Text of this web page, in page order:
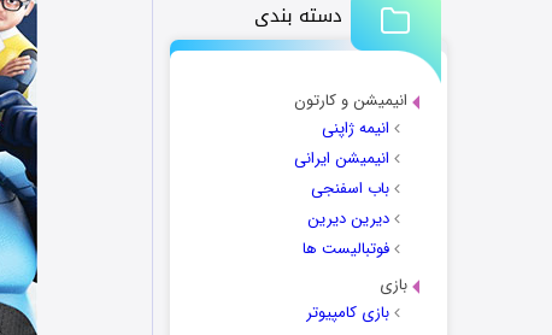
دسته بندی
انیمیشن و کارتون
انیمه ژاپنی
انیمیشن ایرانی
باب اسفنجی
دیرین دیرین
فوتبالیست ها
بازی
بازی کامپیوتر